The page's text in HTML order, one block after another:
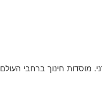
מוסדות חינוך ברחבי העולם